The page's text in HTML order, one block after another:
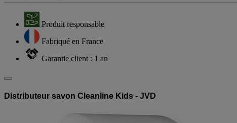
Produit responsable
Fabriqué en France
Garantie client : 1 an
Distributeur savon Cleanline Kids - JVD